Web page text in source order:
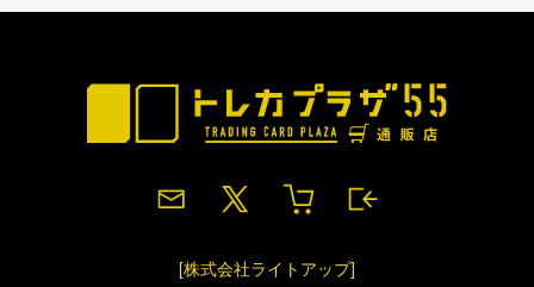
[株式会社ライトアップ]